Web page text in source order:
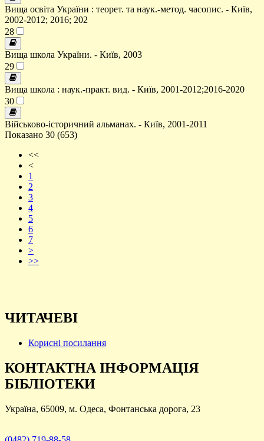
Вища освіта України : теорет. та наук.-метод. часопис. - Київ,
2002-2012; 2016; 202
28
Вища школа України. - Київ, 2003
29
Вища школа : наук.-практ. вид. - Київ, 2001-2012;2016-2020
30
Військово-історичний альманах. - Київ, 2001-2011
Показано 30 (653)
<<
<
1
2
3
4
5
6
7
>
>>
ЧИТАЧЕВІ
Корисні посилання
КОНТАКТНА ІНФОРМАЦІЯ
БІБЛІОТЕКИ
Україна, 65009, м. Одеса, Фонтанська дорога, 23